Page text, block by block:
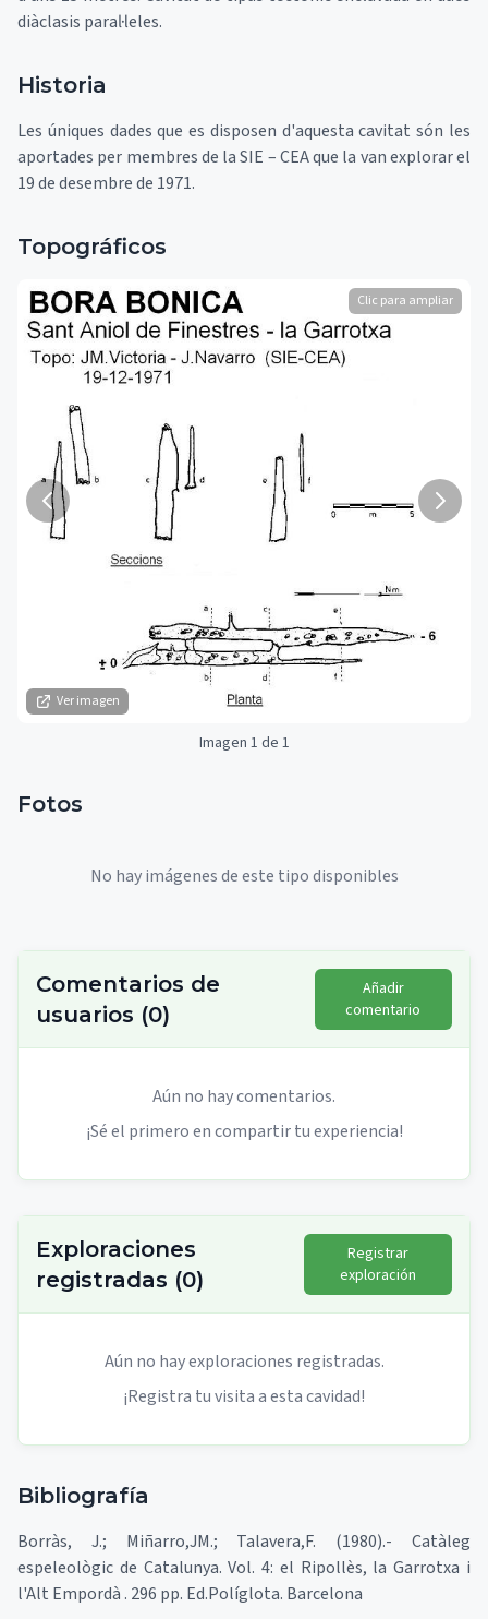
diàclasis paral·leles.
Historia
Les úniques dades que es disposen d'aquesta cavitat són les
aportades per membres de la SIE – CEA que la van explorar el
19 de desembre de 1971.
Topográficos
Ver imagen
Clic para ampliar
Imagen 1 de 1
Fotos
No hay imágenes de este tipo disponibles
Comentarios de
usuarios (0)
Añadir
comentario
Aún no hay comentarios.
¡Sé el primero en compartir tu experiencia!
Exploraciones
registradas (0)
Registrar
exploración
Aún no hay exploraciones registradas.
¡Registra tu visita a esta cavidad!
Bibliografía
Borràs, J.; Miñarro,JM.; Talavera,F. (1980).- Catàleg
espeleològic de Catalunya. Vol. 4: el Ripollès, la Garrotxa i
l'Alt Empordà . 296 pp. Ed.Políglota. Barcelona